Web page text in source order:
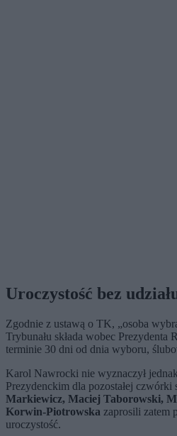
Uroczystość bez
Zgodnie z ustawą o TK, „osoba
Trybunału składa wobec Prezydenta
terminie 30 dni od dnia wyboru,
Karol Nawrocki nie wyznaczył
Prezydenckim dla pozostałej czwórki
Markiewicz, Maciej Taborowski,
Korwin-Piotrowska zaprosili zatem
uroczystość.